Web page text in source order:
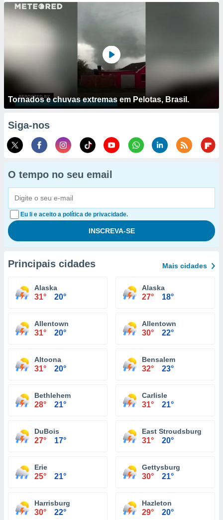
Tornados e chuvas extremas em Pelotas, Brasil.
Siga-nos
O tempo no seu email
Eu li e aceito a política de privacidade.
Principais cidades Mais cidades
Alaska
31° 20°
Alaska
27° 18°
Allentown
31° 20°
Allentown
30° 22°
Altoona
31° 20°
Bensalem
32° 23°
Bethlehem
28° 21°
Carlisle
31° 21°
DuBois
27° 17°
East Stroudsburg
31° 20°
Erie
25° 21°
Gettysburg
30° 21°
Harrisburg
30° 22°
Hazleton
29° 20°